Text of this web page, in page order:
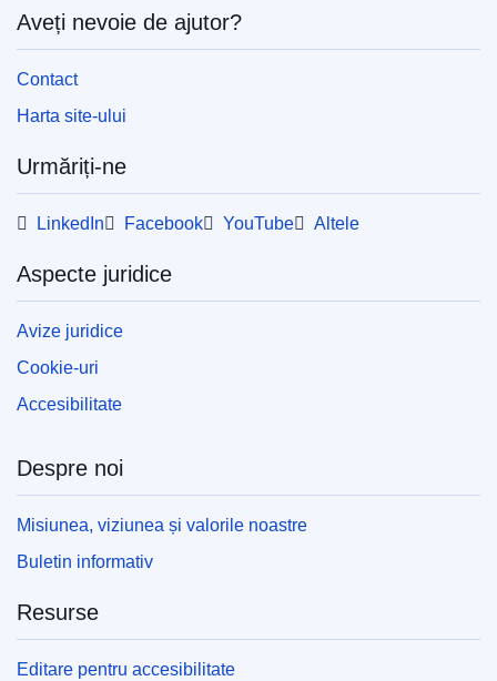
Aveți nevoie de ajutor?
Contact
Harta site-ului
Urmăriți-ne
LinkedIn Facebook YouTube Altele
Aspecte juridice
Avize juridice
Cookie-uri
Accesibilitate
Despre noi
Misiunea, viziunea și valorile noastre
Buletin informativ
Resurse
Editare pentru accesibilitate